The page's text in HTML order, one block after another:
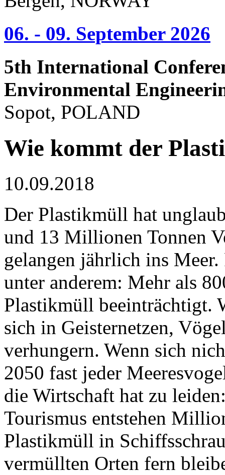
06. - 09. September 2026
5th International
Environmental
Sopot, POLAND
Wie kommt der
10.09.2018
Der Plastikmüll hat
und 13 Millionen Tonnen
gelangen jährlich ins
unter anderem: Mehr als
Plastikmüll beeinträchtigt.
sich in Geisternetzen,
verhungern. Wenn sich
2050 fast jeder
die Wirtschaft hat zu
Tourismus entstehen
Plastikmüll in
vermüllten Orten fern